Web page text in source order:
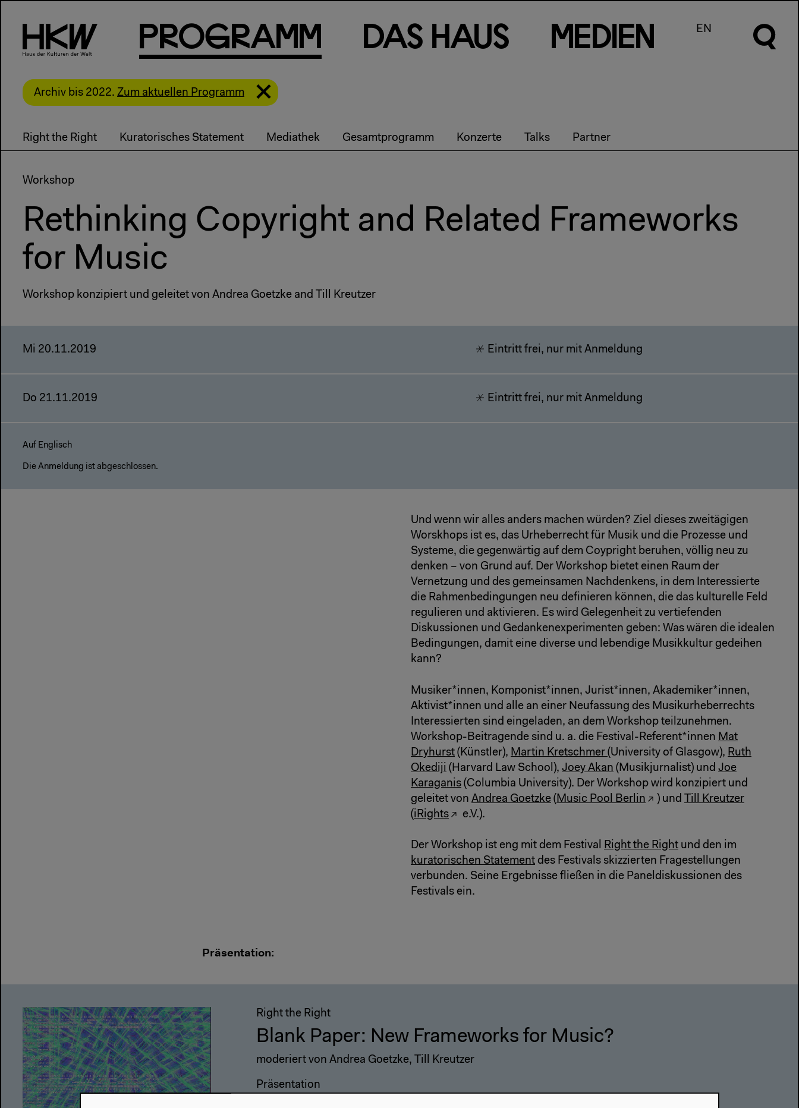
PRog Ram m Das Haus m e d en EN
Archiv bis 2022. Zum aktuellen Programm
Right the Right Kuratorisches Statement Mediathek Gesamtprogramm Konzerte Talks Partner
Workshop
Rethinking Copyright and Related Frameworks
for Music
Workshop konzipiert und geleitet von Andrea Goetzke and Till Kreutzer
Mi 20.11.2019 Eintritt frei, nur mit Anmeldung
Do 21.11.2019 Eintritt frei, nur mit Anmeldung
Auf Englisch
Die Anmeldung ist abgeschlossen.
Und wenn wir alles anders machen würden? Ziel dieses zweitägigen
Worskhops ist es, das Urheberrecht für Musik und die Prozesse und
Systeme, die gegenwärtig auf dem Coypright beruhen, völlig neu zu
denken – von Grund auf. Der Workshop bietet einen Raum der
Vernetzung und des gemeinsamen Nachdenkens, in dem Interessierte
die Rahmenbedingungen neu definieren können, die das kulturelle Feld
regulieren und aktivieren. Es wird Gelegenheit zu vertiefenden
Diskussionen und Gedankenexperimenten geben: Was wären die idealen
Bedingungen, damit eine diverse und lebendige Musikkultur gedeihen
kann?
Musiker*innen, Komponist*innen, Jurist*innen, Akademiker*innen,
Aktivist*innen und alle an einer Neufassung des Musikurheberrechts
Interessierten sind eingeladen, an dem Workshop teilzunehmen.
Workshop-Beitragende sind u. a. die Festival-Referent*innen Mat
Dryhurst (Künstler), Martin Kretschmer (University of Glasgow), Ruth
Okediji (Harvard Law School), Joey Akan (Musikjurnalist) und Joe
Karaganis (Columbia University). Der Workshop wird konzipiert und
geleitet von Andrea Goetzke ( Music Pool Berlin ) und
Till Kreutzer
(iRights e.V.).
Der Workshop ist eng mit dem Festival Right the Right und den im
kuratorischen Statement des Festivals skizzierten Fragestellungen
verbunden. Seine Ergebnisse fließen in die Paneldiskussionen des
Festivals ein.
Präsentation:
Right the Right
Blank Paper: New Frameworks for Music?
moderiert von Andrea Goetzke, Till Kreutzer
Präsentation